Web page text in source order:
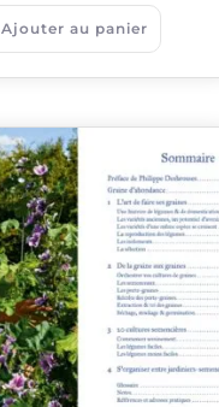
Ajouter au panier